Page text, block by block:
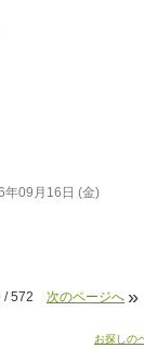
年09月16日 (金)
/ 572 次のページへ »
お探しの